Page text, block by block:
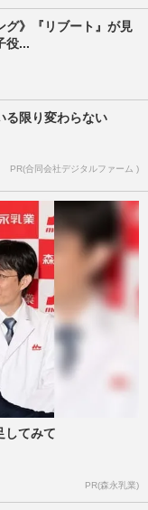
グ》『リブート』が見
役...
る限り変わらない
PR(合同会社デジタルファーム )
してみて
PR(森永乳業)